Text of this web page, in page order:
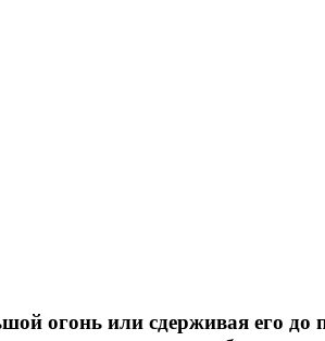
огонь или сдерживая его до